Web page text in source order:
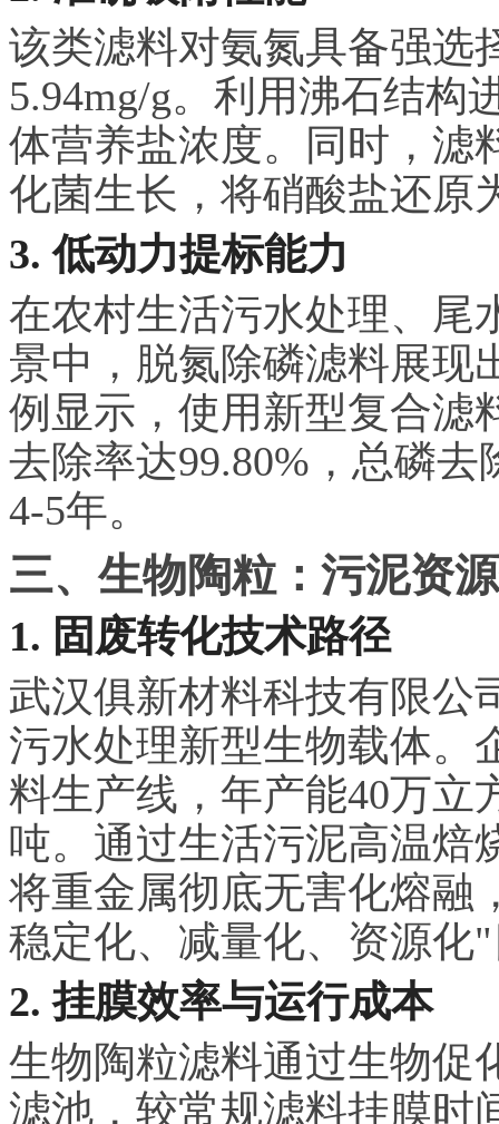
该类滤料对氨氮具备强选
5.94mg/g。利用沸石结构
体营养盐浓度。同时，滤
化菌生长，将硝酸盐还原
3. 低动力提标能力
在农村生活污水处理、尾
景中，脱氮除磷滤料展现
例显示，使用新型复合滤
去除率达99.80%，总磷
4-5年。
三、生物陶粒：污泥资
1. 固废转化技术路径
武汉俱新材料科技有限公
污水处理新型生物载体。
料生产线，年产能40万立
吨。通过生活污泥高温焙
将重金属彻底无害化熔融
稳定化、减量化、资源化
2. 挂膜效率与运行成本
生物陶粒滤料通过生物促
滤池，较常规滤料挂膜时